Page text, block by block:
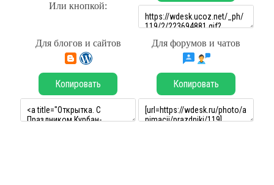
Или кнопкой:
Для блогов и сайтов Для форумов и чатов
Копировать Копировать